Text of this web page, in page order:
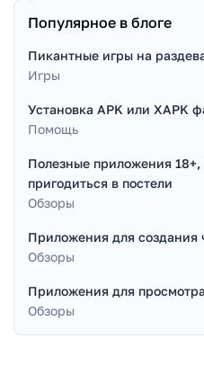
Популярное в блоге
Пикантные игры на
Игры
Установка APK или XAPK
Помощь
Полезные приложения 18+,
пригодиться в постели
Обзоры
Приложения для создания
Обзоры
Приложения для
Обзоры